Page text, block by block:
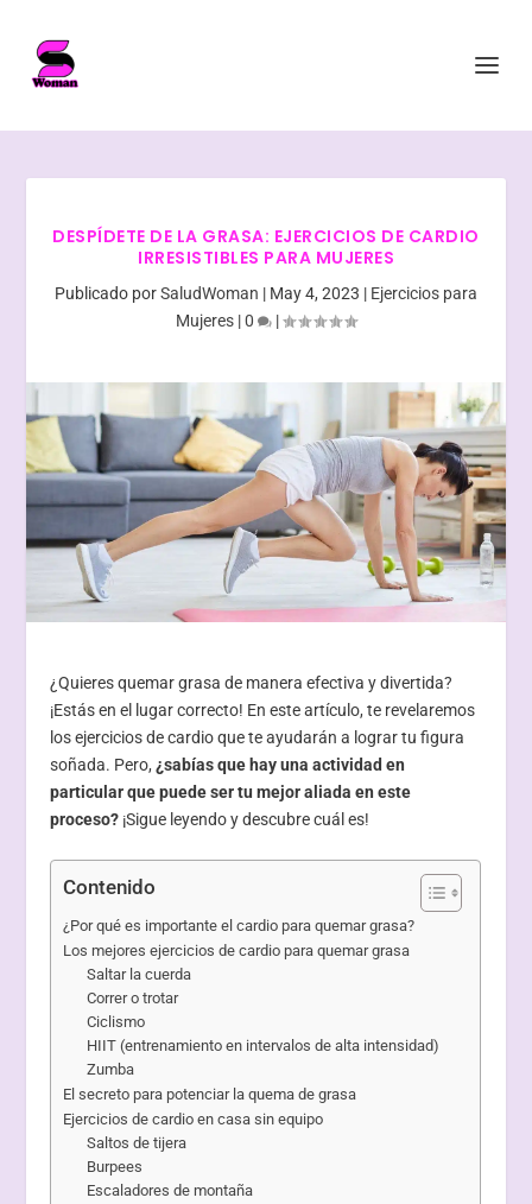
DESPÍDETE DE LA GRASA: EJERCICIOS DE CARDIO
IRRESISTIBLES PARA MUJERES
Publicado porSaludWoman | May 4, 2023 | Ejercicios para
Mujeres |0 |
¿Quieres quemar grasa de manera efectiva y divertida?
¡Estás en el lugar correcto! En este artículo, te revelaremos
los ejercicios de cardio que te ayudarán a lograr tu figura
soñada. Pero, ¿sabías que hay una actividad en
particular que puede ser tu mejor aliada en este
proceso? ¡Sigue leyendo y descubre cuál es!
Contenido
¿Por qué es importante el cardio para quemar grasa?
Los mejores ejercicios de cardio para quemar grasa
Saltar la cuerda
Correr o trotar
Ciclismo
HIIT (entrenamiento en intervalos de alta intensidad)
Zumba
El secreto para potenciar la quema de grasa
Ejercicios de cardio en casa sin equipo
Saltos de tijera
Burpees
Escaladores de montaña